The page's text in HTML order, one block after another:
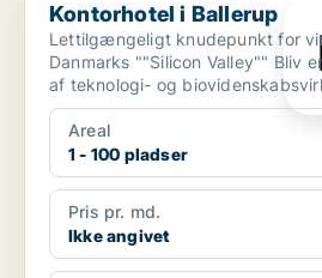
Kontorhotel i Ballerup
Lettilgængeligt knudepunkt for
Danmarks ""Silicon Valley"" Bliv
af teknologi- og
Ballerups...
Areal
1 - 100 pladser
Pris pr. md.
Ikke angivet